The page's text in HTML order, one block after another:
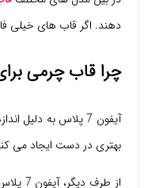
دهند. اگر قاب های خیلی
چرا قاب چرمی برای آیفون 7 پلاس
بهتری در دست ایجاد می
از